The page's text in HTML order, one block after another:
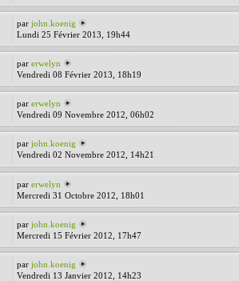
parjohn.koenig
Lundi 25 Février 2013, 19h44
parerwelyn
Vendredi 08 Février 2013, 18h19
parerwelyn
Vendredi 09 Novembre 2012, 06h02
parjohn.koenig
Vendredi 02 Novembre 2012, 14h21
parerwelyn
Mercredi 31 Octobre 2012, 18h01
parjohn.koenig
Mercredi 15 Février 2012, 17h47
parjohn.koenig
Vendredi 13 Janvier 2012, 14h23